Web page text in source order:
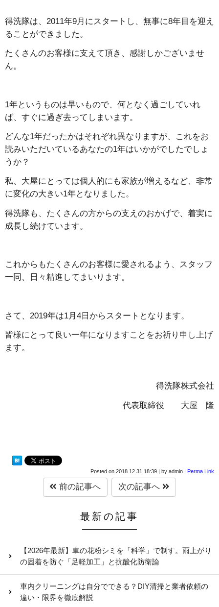
得洗隊は、2011年9月にスタートし、無事に8年目を迎え
ることができました。
たくさんのお客様に支えて頂き、感謝しかございませ
ん。
1年というものは早いもので、何となく過ごしていれ
ば、すぐに過ぎ去ってしまいます。
どんな1年だったかはそれぞれ異なりますが、これをお
読みいただいているあなたの1年はいかがでしたでしょ
うか？
私、大屋にとっては個人的にも家族が増えるなど、非常
に変化の大きい1年となりました。
得洗隊も、たくさんの方からの支えのおかげで、着実に
成長し続けています。
これからもたくさんのお客様に愛されるよう、スタッフ
一同、日々精進してまいります。
さて、2019年は1月4日からスタートとなります。
皆様にとって良い一年になりますことをお祈り申し上げ
ます。
得洗隊株式会社
代表取締役 大屋 隆
Posted on 2018.12.31 18:39 | by admin | Perma Link
前の記事へ 次の記事へ
最新の記事
【2026年最新】車の花粉シミを「科学」で制す。雨上がり
の固着を防ぐ「足軽加工」と抗酸化防衛論
車内クリーニングは自分でできる？DIY清掃と業者依頼の
違い・限界を徹底解説